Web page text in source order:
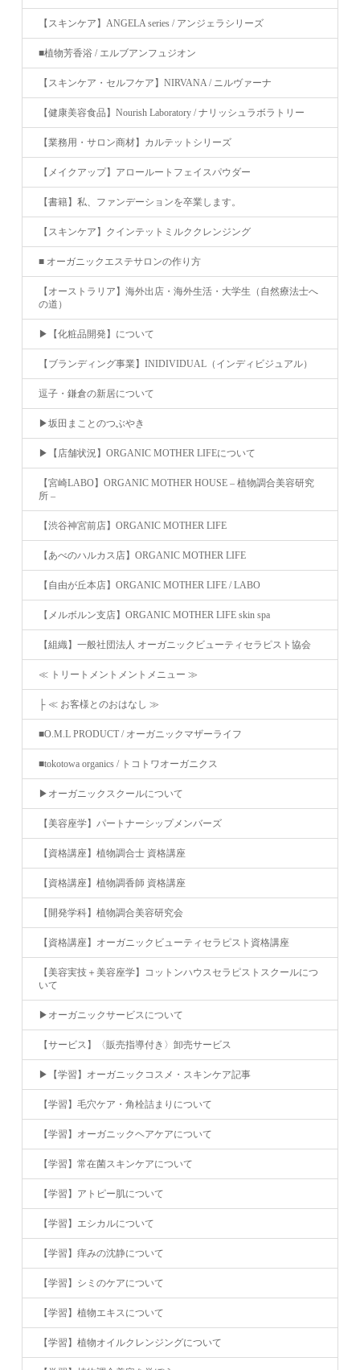
【スキンケア】ANGELA series / アンジェラシリーズ
■植物芳香浴 / エルブアンフュジオン
【スキンケア・セルフケア】NIRVANA / ニルヴァーナ
【健康美容食品】Nourish Laboratory / ナリッシュラボラトリー
【業務用・サロン商材】カルテットシリーズ
【メイクアップ】アロールートフェイスパウダー
【書籍】私、ファンデーションを卒業します。
【スキンケア】クインテットミルククレンジング
■ オーガニックエステサロンの作り方
【オーストラリア】海外出店・海外生活・大学生（自然療法士へ
の道）
▶︎【化粧品開発】について
【ブランディング事業】INIDIVIDUAL（インディビジュアル）
逗子・鎌倉の新居について
▶︎坂田まことのつぶやき
▶︎【店舗状況】ORGANIC MOTHER LIFEについて
【宮崎LABO】ORGANIC MOTHER HOUSE – 植物調合美容研究
所 –
【渋谷神宮前店】ORGANIC MOTHER LIFE
【あべのハルカス店】ORGANIC MOTHER LIFE
【自由が丘本店】ORGANIC MOTHER LIFE / LABO
【メルボルン支店】ORGANIC MOTHER LIFE skin spa
【組織】一般社団法人 オーガニックビューティセラピスト協会
≪ トリートメントメントメニュー ≫
├ ≪ お客様とのおはなし ≫
■O.M.L PRODUCT / オーガニックマザーライフ
■tokotowa organics / トコトワオーガニクス
▶︎オーガニックスクールについて
【美容座学】パートナーシップメンバーズ
【資格講座】植物調合士 資格講座
【資格講座】植物調香師 資格講座
【開発学科】植物調合美容研究会
【資格講座】オーガニックビューティセラピスト資格講座
【美容実技＋美容座学】コットンハウスセラピストスクールにつ
いて
▶︎オーガニックサービスについて
【サービス】〈販売指導付き〉卸売サービス
▶︎【学習】オーガニックコスメ・スキンケア記事
【学習】毛穴ケア・角栓詰まりについて
【学習】オーガニックヘアケアについて
【学習】常在菌スキンケアについて
【学習】アトピー肌について
【学習】エシカルについて
【学習】痒みの沈静について
【学習】シミのケアについて
【学習】植物エキスについて
【学習】植物オイルクレンジングについて